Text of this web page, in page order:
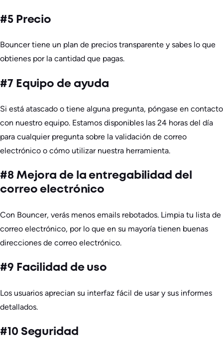
#5 Precio
Bouncer tiene un plan de precios transparente y sabes lo que
obtienes por la cantidad que pagas.
#7 Equipo de ayuda
Si está atascado o tiene alguna pregunta, póngase en contacto
con nuestro equipo. Estamos disponibles las 24 horas del día
para cualquier pregunta sobre la validación de correo
electrónico o cómo utilizar nuestra herramienta.
#8 Mejora de la entregabilidad del
correo electrónico
Con Bouncer, verás menos emails rebotados. Limpia tu lista de
correo electrónico, por lo que en su mayoría tienen buenas
direcciones de correo electrónico.
#9 Facilidad de uso
Los usuarios aprecian su interfaz fácil de usar y sus informes
detallados.
#10 Seguridad